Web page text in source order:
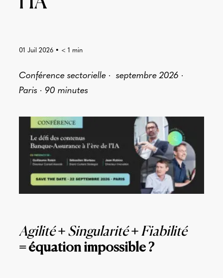
01 Juil 2026• < 1 min
Conférence sectorielle ·
septembre 2026 ·
Paris · 90 minutes
Agilité+ Singularité+ Fiabilité
= équation impossible ?